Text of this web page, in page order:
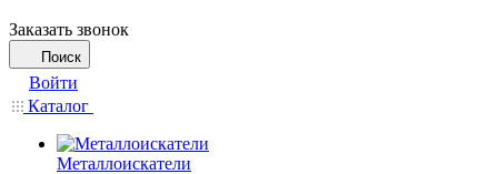
Заказать звонок
Поиск
Войти
Каталог
Металлоискатели